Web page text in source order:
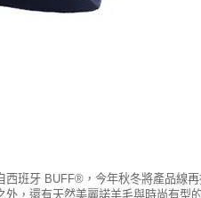
班牙 BUFF®，今年秋冬將產品線
，還有天然美麗諾羊毛與時尚有型